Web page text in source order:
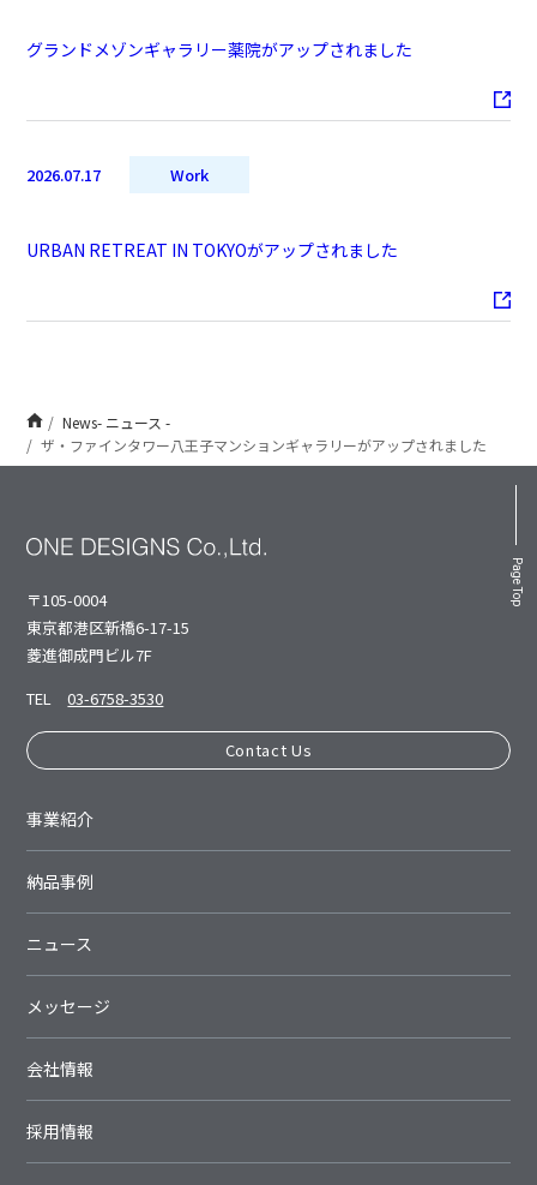
グランドメゾンギャラリー薬院がアップされました
2026.07.17 Work
URBAN RETREAT IN TOKYOがアップされました
News- ニュース -
ザ・ファインタワー八王子マンションギャラリーがアップされました
Page Top
〒105-0004
東京都港区新橋6-17-15
菱進御成⾨ビル7F
TEL
03-6758-3530
Contact Us
事業紹介
納品事例
ニュース
メッセージ
会社情報
採用情報